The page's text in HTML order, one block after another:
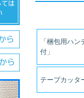
「梱包用ハ
付」
テープカッタ